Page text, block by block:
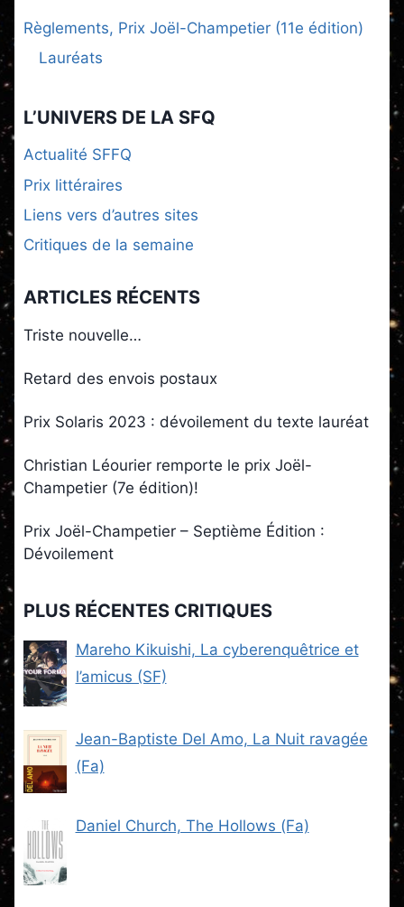
Règlements, Prix Joël-Champetier (11e édition)
Lauréats
L’UNIVERS DE LA SFQ
Actualité SFFQ
Prix littéraires
Liens vers d’autres sites
Critiques de la semaine
ARTICLES RÉCENTS
Triste nouvelle…
Retard des envois postaux
Prix Solaris 2023 : dévoilement du texte lauréat
Christian Léourier remporte le prix Joël-
Champetier (7e édition)!
Prix Joël-Champetier – Septième Édition :
Dévoilement
PLUS RÉCENTES CRITIQUES
Mareho Kikuishi, La cyberenquêtrice et
l’amicus (SF)
Jean-Baptiste Del Amo, La Nuit ravagée
(Fa)
Daniel Church, The Hollows (Fa)